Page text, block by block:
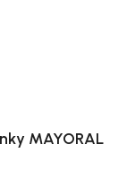
MAYORAL